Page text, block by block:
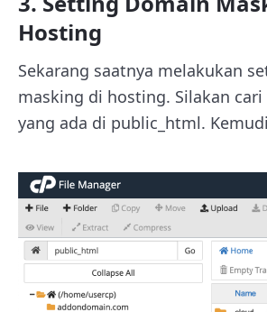
Hosting
Sekarang saatnya melakukan
masking di hosting. Silakan
yang ada di public_html.